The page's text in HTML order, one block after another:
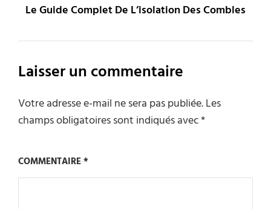
Le Guide Complet De L’isolation Des Combles
Laisser un commentaire
Votre adresse e-mail ne sera pas publiée.Les
champs obligatoires sont indiqués avec*
COMMENTAIRE*